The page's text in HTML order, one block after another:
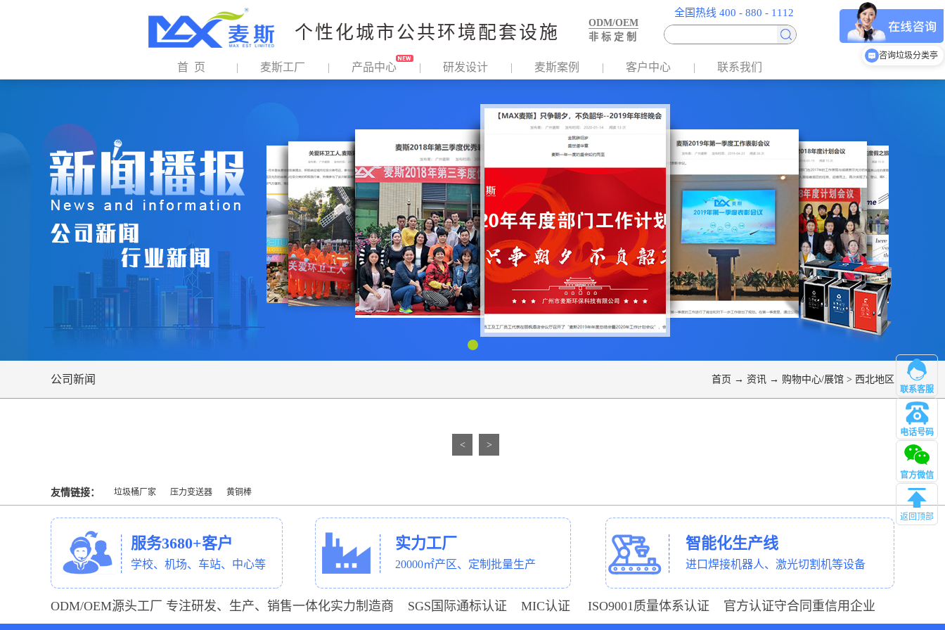
个性化城市公共环境配套设施
ODM/OEM
非 标 定 制
全国热线 400 - 880 - 1112
首 页 麦斯工厂 产品中心 研发设计 麦斯案例 客户中心 联系我们
首页 → 资讯 → 购物中心/展馆 > 西北地区
公司新闻
< >
友情链接： 垃圾桶厂家 压力变送器 黄铜棒
服务3680+客户
学校、机场、车站、中心等
实力工厂
20000㎡产区、定制批量生产
智能化生产线
进口焊接机器人、激光切割机等设备
ODM/OEM源头工厂 专注研发、生产、销售一体化实力制造商 SGS国际通标认证 MIC认证 ISO9001质量体系认证 官方认证守合同重信用企业
联系客服
电话号码
管理
官方微信
返回顶部
咨询垃圾分类亭